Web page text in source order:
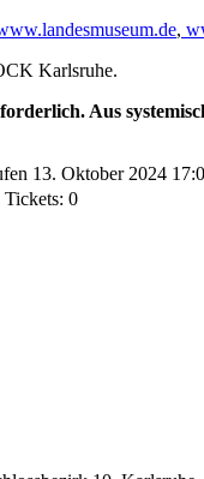
,
Karlsruhe.
Aus
13. Oktober 2024
0